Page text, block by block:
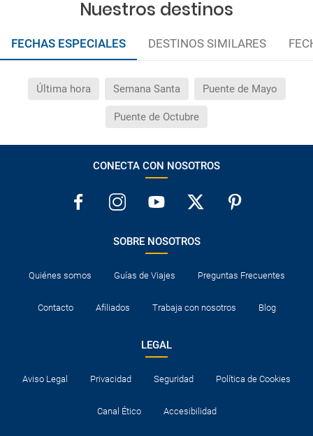
Nuestros destinos
FECHAS ESPECIALES DESTINOS SIMILARES
Última hora Semana Santa Puente de Mayo
Puente de Octubre
CONECTA CON NOSOTROS
SOBRE NOSOTROS
Quiénes somos Guías de Viajes Preguntas Frecuentes
Contacto Afiliados Trabaja con nosotros Blog
LEGAL
Aviso Legal Privacidad Seguridad Política de Cookies
Canal Ético Accesibilidad